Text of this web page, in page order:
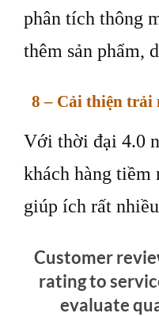
phân tích thông
thêm sản phẩm,
8 – Cải thiện trải
Với thời đại 4.0
khách hàng tiềm
giúp ích rất
Customer
rating to
evaluate